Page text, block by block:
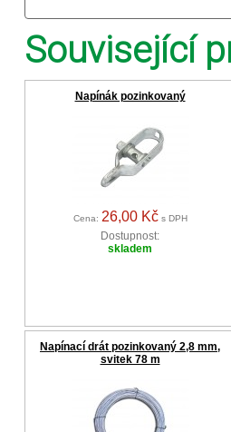
Související
Napínák pozinkovaný
Cena: 26,00 Kčs DPH
Dostupnost:
skladem
Napínací drát pozinkovaný 2,8 mm,
svitek 78 m